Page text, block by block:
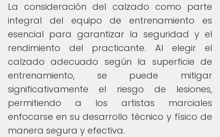
La consideración del calzado como parte
integral del equipo de entrenamiento es
esencial para garantizar la seguridad y el
rendimiento del practicante. Al elegir el
calzado adecuado según la superficie de
entrenamiento, se puede mitigar
significativamente el riesgo de lesiones,
permitiendo a los artistas marciales
enfocarse en su desarrollo técnico y físico de
manera segura y efectiva.